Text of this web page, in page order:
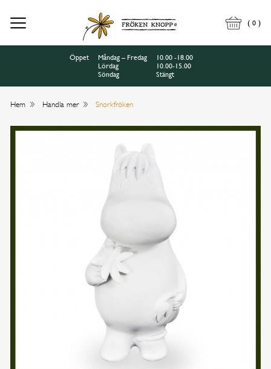
( 0 )
Öppet Måndag – Fredag
10.00 -18.00
Lördag
10.00-15.00
Söndag
Stängt
Hem Handla mer Snorkfröken